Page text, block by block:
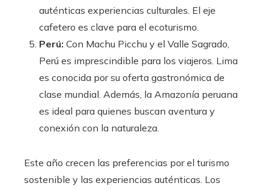
auténticas experiencias culturales. El eje
cafetero es clave para el ecoturismo.
Perú: Con Machu Picchu y el Valle Sagrado,
Perú es imprescindible para los viajeros. Lima
es conocida por su oferta gastronómica de
clase mundial. Además, la Amazonía peruana
es ideal para quienes buscan aventura y
conexión con la naturaleza.
Este año crecen las preferencias por el turismo
sostenible y las experiencias auténticas. Los